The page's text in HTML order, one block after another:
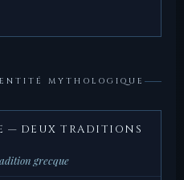
MYTHOLOGIQUE
— DEUX TRADITIONS
grecque